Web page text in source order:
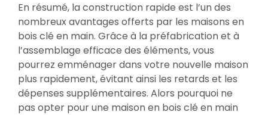
En résumé, la construction rapide est l’un des
nombreux avantages offerts par les maisons en
bois clé en main. Grâce à la préfabrication et à
l’assemblage efficace des éléments, vous
pourrez emménager dans votre nouvelle maison
plus rapidement, évitant ainsi les retards et les
dépenses supplémentaires. Alors pourquoi ne
pas opter pour une maison en bois clé en main